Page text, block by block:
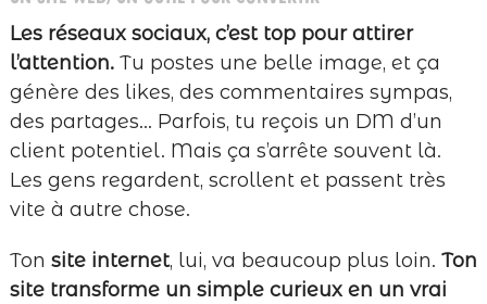
Les réseaux sociaux, c’est top pour attirer
l’attention.Tu postes une belle image, et ça
génère des likes, des commentaires sympas,
des partages… Parfois, tu reçois un DM d’un
client potentiel. Mais ça s’arrête souvent là.
Les gens regardent, scrollent et passent très
vite à autre chose.
Ton site internet, lui, va beaucoup plus loin. Ton
site transforme un simple curieux en un vrai